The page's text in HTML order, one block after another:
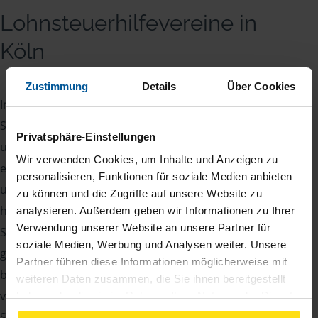
Zustimmung Details Über Cookies
Privatsphäre-Einstellungen
Wir verwenden Cookies, um Inhalte und Anzeigen zu
personalisieren, Funktionen für soziale Medien anbieten
zu können und die Zugriffe auf unsere Website zu
analysieren. Außerdem geben wir Informationen zu Ihrer
Verwendung unserer Website an unsere Partner für
soziale Medien, Werbung und Analysen weiter. Unsere
Partner führen diese Informationen möglicherweise mit
weiteren Daten zusammen, die Sie ihnen bereitgestellt
haben oder die sie im Rahmen Ihrer Nutzung der Dienste
gesammelt haben. Indem Sie auf Einverstanden klicken,
Lohnsteuerhilfevereine in
Köln
In Köln bietet die VLH Ihnen umfassende
Steuerberatung, damit Sie sich keine Sorgen mehr
um Ihre Steuererklärung machen müssen. Unsere
erfahrenen Steuerexperten stehen Ihnen zur Seite,
um das Beste aus Ihrer Steuererklärung
herauszuholen. Wir prüfen Ihre individuellen
Steuervergünstigungen und übernehmen die
gesamte Abwicklung mit dem Finanzamt. Zusätzlich
bieten wir eine kompetente Beratung zu
verschiedenen Steuerfragen, darunter